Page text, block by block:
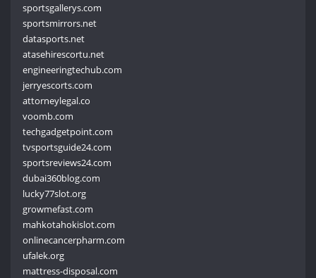
sportsgallerys.com
sportsmirrors.net
datasports.net
atasehirescortu.net
engineeringtechub.com
jerryescorts.com
attorneylegal.co
voomb.com
techgadgetpoint.com
tvsportsguide24.com
sportsreviews24.com
dubai360blog.com
lucky77slot.org
growmefast.com
mahkotahokislot.com
onlinecancerpharm.com
ufalek.org
mattress-disposal.com